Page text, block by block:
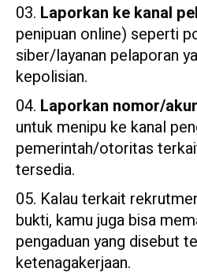
Laporkan ke kanal
penipuan online) seperti
siber/layanan pelaporan
kepolisian.
Laporkan nomor/
untuk menipu ke kanal
pemerintah/otoritas
tersedia.
Kalau terkait
bukti, kamu juga bisa
pengaduan yang disebut
ketenagakerjaan.